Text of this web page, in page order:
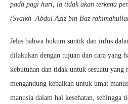
pada pagi hari, ia tidak akan terkena
(Syaikh Abdul Aziz bin Baz
Jelas bahwa hukum suntik dan infus
dilakukan dengan tujuan dan cara yang
kebutuhan dan tidak untuk sesuatu
mengandung kebaikan untuk umat
manusia dalam hal kesehatan, sehingga